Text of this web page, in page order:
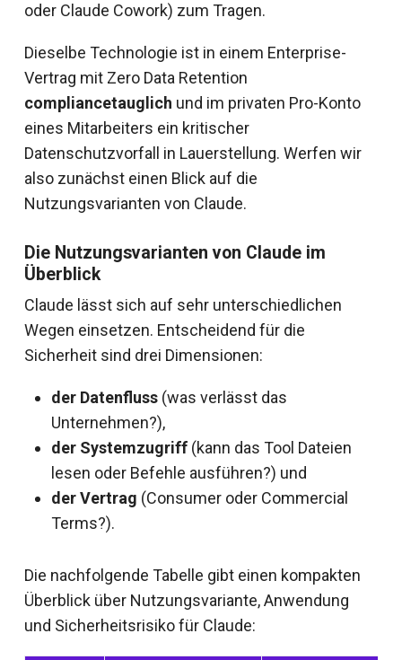
oder Claude Cowork) zum Tragen.
Dieselbe Technologie ist in einem Enterprise-
Vertrag mit Zero Data Retention
compliancetauglich und im privaten Pro-Konto
eines Mitarbeiters ein kritischer
Datenschutzvorfall in Lauerstellung. Werfen wir
also zunächst einen Blick auf die
Nutzungsvarianten von Claude.
Die Nutzungsvarianten von Claude im
Überblick
Claude lässt sich auf sehr unterschiedlichen
Wegen einsetzen. Entscheidend für die
Sicherheit sind drei Dimensionen:
der Datenfluss(was verlässt das
Unternehmen?),
der Systemzugriff(kann das Tool Dateien
lesen oder Befehle ausführen?) und
der Vertrag (Consumer oder Commercial
Terms?).
Die nachfolgende Tabelle gibt einen kompakten
Überblick über Nutzungsvariante, Anwendung
und Sicherheitsrisiko für Claude: